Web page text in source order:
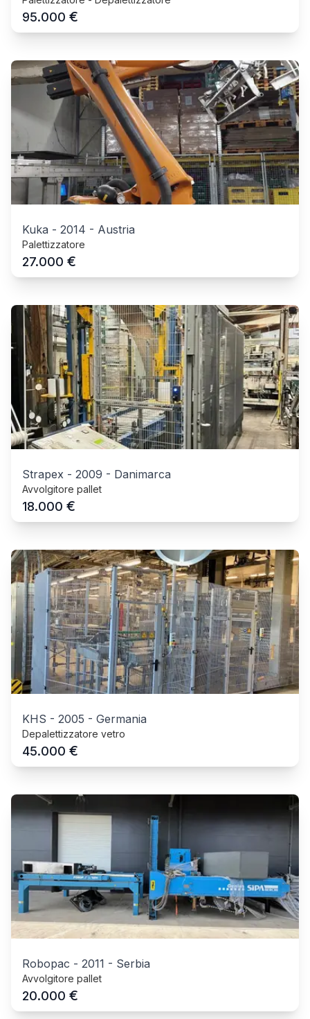
95.000 €
Kuka - 2014 - Austria
Palettizzatore
27.000 €
Strapex - 2009 - Danimarca
Avvolgitore pallet
18.000 €
KHS - 2005 - Germania
Depalettizzatore vetro
45.000 €
Robopac - 2011 - Serbia
Avvolgitore pallet
20.000 €